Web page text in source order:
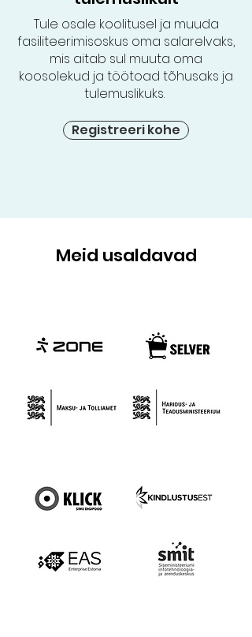
Tule osale koolitusel ja muuda
fasiliteerimisoskus oma salarelvaks,
mis aitab sul muuta oma
koosolekud ja töötoad tõhusaks ja
tulemuslikuks.
Registreeri kohe
Meid usaldavad